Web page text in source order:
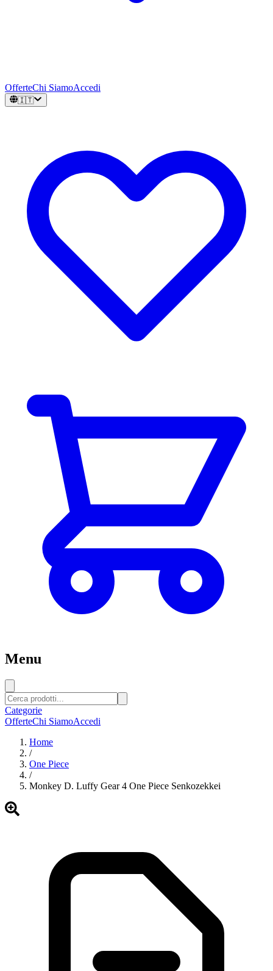
OfferteChi SiamoAccedi
🇮🇹
Menu
Categorie
OfferteChi SiamoAccedi
Home
/
One Piece
/
Monkey D. Luffy Gear 4 One Piece Senkozekkei